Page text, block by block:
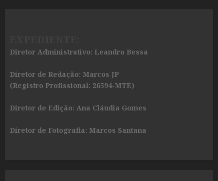
Diretor Administrativo: Leandro Bessa
Diretor de Redação: Marcos JP
(Registro Profissional: 26594-MTE)
Diretor de Edição: Ana Cláudia Gomes
Diretor de Fotografia: Marcos Santana